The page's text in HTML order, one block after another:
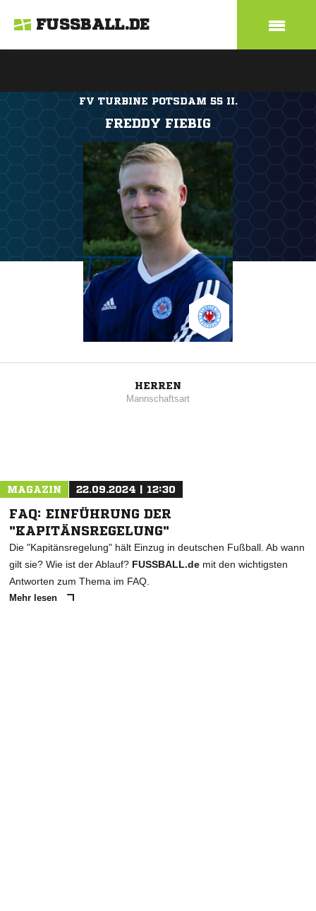
FUSSBALL.DE
FV TURBINE POTSDAM 55 II.
FREDDY FIEBIG
HERREN
Mannschaftsart
MAGAZIN 22.09.2024 | 12:30
FAQ: EINFÜHRUNG DER
"KAPITÄNSREGELUNG"
Die "Kapitänsregelung" hält Einzug in deutschen Fußball. Ab wann
gilt sie? Wie ist der Ablauf? FUSSBALL.de mit den wichtigsten
Antworten zum Thema im FAQ.
Mehr lesen